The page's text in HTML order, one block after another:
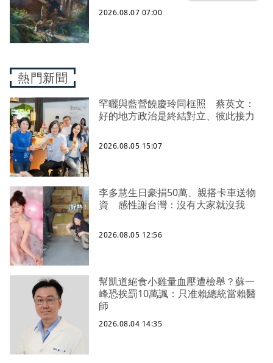
2026.08.07 07:00
熱門新聞
罕曬與藍營饒慶玲同框照 蔡英文：
好的地方政治是終結對立、彼此接力
2026.08.05 15:07
李多慧生日豪捐50萬、親搭卡車送物
資 感性謝台灣：沒有大家就沒我
2026.08.05 12:56
幫凱道絕食小雞量血壓遭檢舉？蘇一
峰恐挨罰10萬諷：只准賴總統當賴醫
師
2026.08.04 14:35